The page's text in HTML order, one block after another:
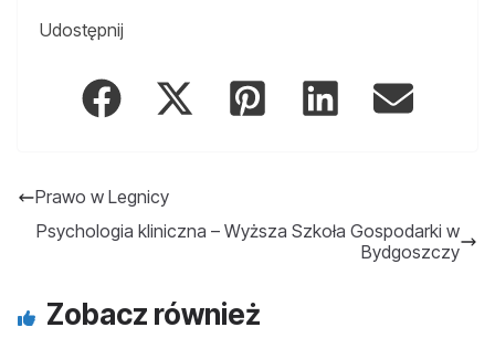
Udostępnij
Prawo w Legnicy
Psychologia kliniczna – Wyższa Szkoła Gospodarki w
Bydgoszczy
Zobacz również